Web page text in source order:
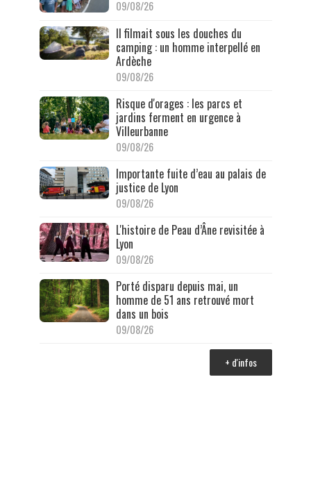
09/08/26
Il filmait sous les douches du
camping : un homme interpellé en
Ardèche
09/08/26
Risque d'orages : les parcs et
jardins ferment en urgence à
Villeurbanne
09/08/26
Importante fuite d’eau au palais de
justice de Lyon
09/08/26
L'histoire de Peau d’Âne revisitée à
Lyon
09/08/26
Porté disparu depuis mai, un
homme de 51 ans retrouvé mort
dans un bois
09/08/26
+ d'infos